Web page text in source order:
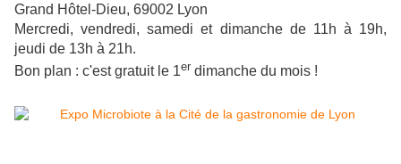
Grand Hôtel-Dieu, 69002 Lyon
Mercredi, vendredi, samedi et dimanche de 11h à 19h,
jeudi de 13h à 21h.
Bon plan : c'est gratuit le 1er dimanche du mois !